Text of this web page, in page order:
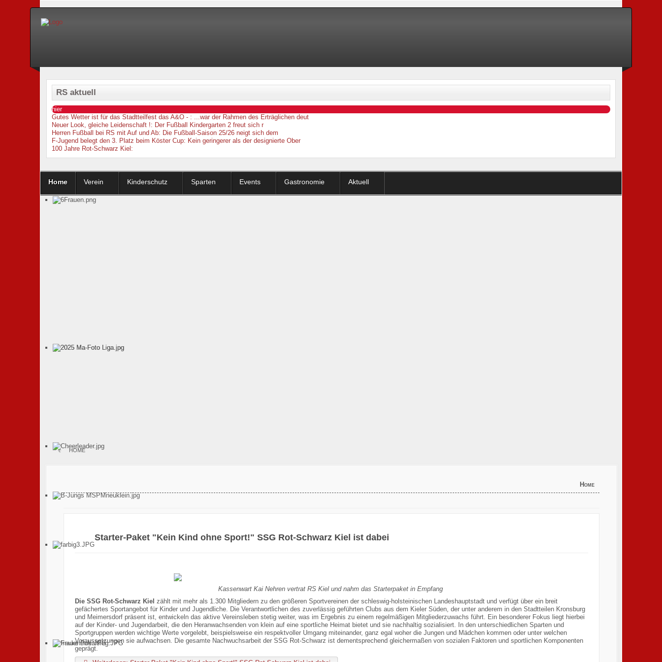
RS aktuell
hier
Gutes Wetter ist für das Stadtteilfest das A&O - : ...war der Rahmen des Erträglichen deut
Neuer Look, gleiche Leidenschaft !: Der Fußball Kindergarten 2 freut sich r
Herren Fußball bei RS mit Auf und Ab: Die Fußball-Saison 25/26 neigt sich dem
F-Jugend belegt den 3. Platz beim Köster Cup: Kein geringerer als der designierte Ober
100 Jahre Rot-Schwarz Kiel :
Home Verein Kinderschutz Sparten Events Gastronomie Aktuell
HOME
Home
Starter-Paket "Kein Kind ohne Sport!" SSG Rot-Schwarz Kiel ist dabei
Kassenwart Kai Nehren vertrat RS Kiel und nahm das Starterpaket in Empfang
Die SSG Rot-Schwarz Kiel zählt mit mehr als 1.300 Mitgliedern zu den größeren Sportvereinen der schleswig-holsteinischen Landeshauptstadt und verfügt über ein breit
gefächertes Sportangebot für Kinder und Jugendliche. Die Verantwortlichen des zuverlässig geführten Clubs aus dem Kieler Süden, der unter anderem in den Stadtteilen Kronsburg
und Meimersdorf präsent ist, entwickeln das aktive Vereinsleben stetig weiter, was im Ergebnis zu einem regelmäßigen Mitgliederzuwachs führt. Ein besonderer Fokus liegt hierbei
auf der Kinder- und Jugendarbeit, die den Heranwachsenden von klein auf eine sportliche Heimat bietet und sie nachhaltig sozialisiert. In den unterschiedlichen Sparten und
Sportgruppen werden wichtige Werte vorgelebt, beispielsweise ein respektvoller Umgang miteinander, ganz egal woher die Jungen und Mädchen kommen oder unter welchen
Voraussetzungen sie aufwachsen. Die gesamte Nachwuchsarbeit der SSG Rot-Schwarz ist dementsprechend gleichermaßen von sozialen Faktoren und sportlichen Komponenten
geprägt.